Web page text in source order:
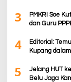
3
PMKRI Soe
dan Guru
4
Editorial:
Kupang
5
Jelang HUT
Belu Jaga